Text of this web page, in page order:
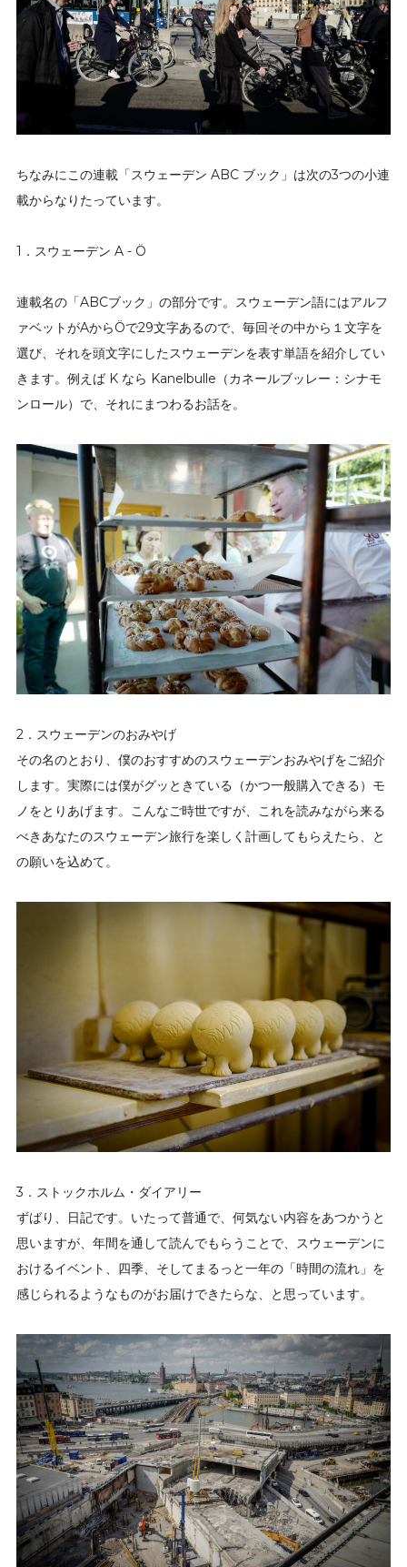
ちなみにこの連載「スウェーデン ABC ブック」は次の3つの小連
載からなりたっています。
1．スウェーデン A - Ö
連載名の「ABCブック」の部分です。スウェーデン語にはアルフ
ァベットがAからÖで29文字あるので、毎回その中から１文字を
選び、それを頭文字にしたスウェーデンを表す単語を紹介してい
きます。例えば K なら Kanelbulle（カネールブッレー：シナモ
ンロール）で、それにまつわるお話を。
2．スウェーデンのおみやげ
その名のとおり、僕のおすすめのスウェーデンおみやげをご紹介
します。実際には僕がグッときている（かつ一般購入できる）モ
ノをとりあげます。こんなご時世ですが、これを読みながら来る
べきあなたのスウェーデン旅行を楽しく計画してもらえたら、と
の願いを込めて。
3．ストックホルム・ダイアリー
ずばり、日記です。いたって普通で、何気ない内容をあつかうと
思いますが、年間を通して読んでもらうことで、スウェーデンに
おけるイベント、四季、そしてまるっと一年の「時間の流れ」を
感じられるようなものがお届けできたらな、と思っています。